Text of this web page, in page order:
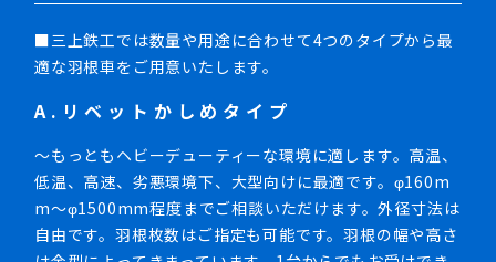
■三上鉄工では数量や用途に合わせて4つのタイプから最
適な羽根車をご用意いたします。
A.リベットかしめタイプ
～もっともヘビーデューティーな環境に適します。高温、
低温、高速、劣悪環境下、大型向けに最適です。φ160m
m～φ1500mm程度までご相談いただけます。外径寸法は
自由です。羽根枚数はご指定も可能です。羽根の幅や高さ